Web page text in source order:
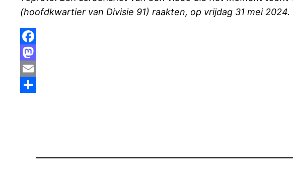
(hoofdkwartier van Divisie 91) raakten, op vrijdag 31 mei
Facebook
Mastodon
Email